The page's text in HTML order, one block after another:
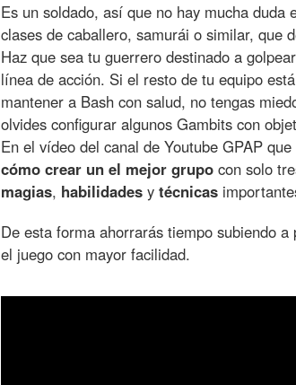
Es un soldado, así que no hay mucha duda
clases de caballero, samurái o similar, que
Haz que sea tu guerrero destinado a
línea de acción. Si el resto de tu equipo
mantener a Bash con salud, no tengas
olvides configurar algunos Gambits con
En el vídeo del canal de Youtube GPAP
cómo crear un el mejor grupo con solo
magias, habilidades y técnicas
De esta forma ahorrarás tiempo subiendo
el juego con mayor facilidad.